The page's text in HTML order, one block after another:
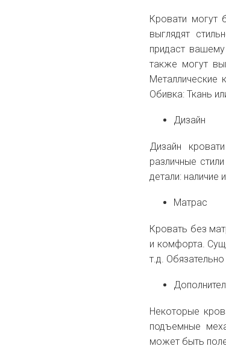
Кровати могут
выглядят
придаст
также могут
Металлические
Обивка: Ткань
Дизайн
Дизайн
различные
детали:
Матрас
Кровать без
и комфорта.
т.д.
Некоторые
подъемные
может быть